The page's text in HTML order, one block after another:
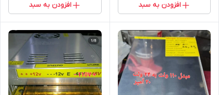
افزودن به سبد افزودن به سبد